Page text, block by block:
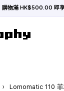
購物滿 HK$500.00 即
› Lomomatic 110